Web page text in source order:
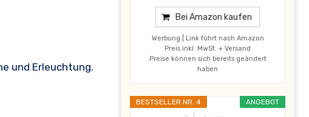
und Erleuchtung.
Bei Amazon kaufen
Werbung | Link führt nach Amazon
Preis inkl. MwSt. + Versand
Preise können sich bereits geändert
haben
ANGEBOT
BESTSELLER NR. 4